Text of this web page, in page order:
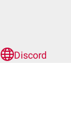
Discord